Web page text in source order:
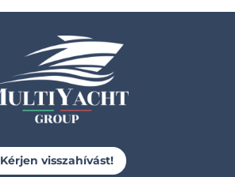
Kérjen visszahívást!